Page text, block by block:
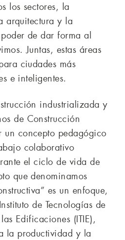
los sectores, la
arquitectura y la
de dar forma al
Juntas, estas áreas
ciudades más
e inteligentes.
industrializada y
de Construcción
un concepto pedagógico
colaborativo
el ciclo de vida de
que denominamos
es un enfoque,
de Tecnologías de
Edificaciones (ITIE),
la productividad y la